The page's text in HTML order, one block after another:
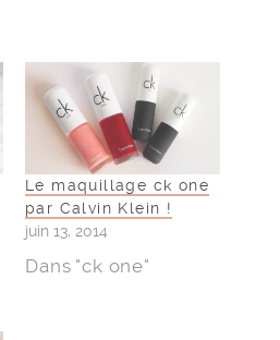
Le maquillage ck one
par Calvin Klein !
juin 13, 2014
Dans "ck one"